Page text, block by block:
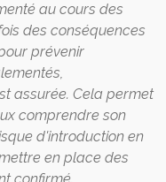
au cours des
des conséquences
prévenir
assurée. Cela permet
comprendre son
d'introduction en
en place des